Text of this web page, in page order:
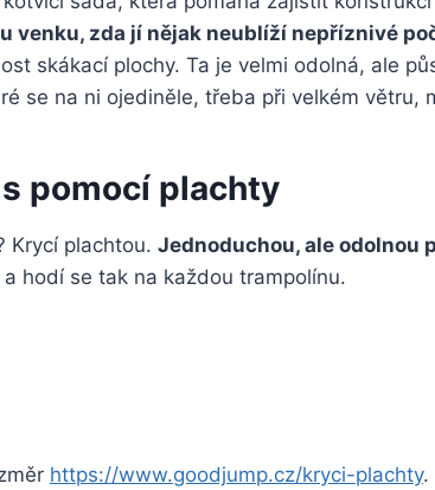
venku, zda jí nějak neublíží nepříznivé
skákací plochy. Ta je velmi odolná, ale
se na ni ojediněle, třeba při velkém větru,
pomocí plachty
Krycí plachtou. Jednoduchou, ale odolnou
hodí se tak na každou trampolínu.
https://www.goodjump.cz/kryci-plachty.